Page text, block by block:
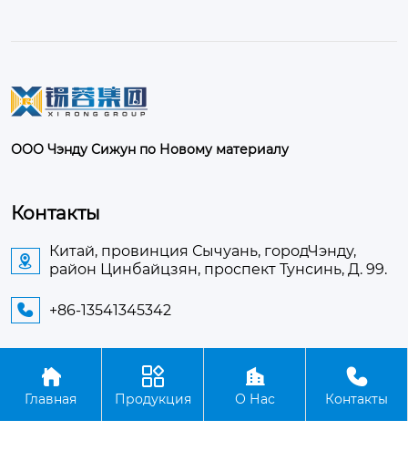
ООО Чэнду Сижун по Новому материалу
Контакты

Китай, провинция Сычуань, городЧэнду,
район Цинбайцзян, проспект Тунсинь, Д. 99.
 +86-13541345342
Авторское право©ООО Чэнду Сижун по Новому
материалу

Главная

Продукция

О Нас

Контакты